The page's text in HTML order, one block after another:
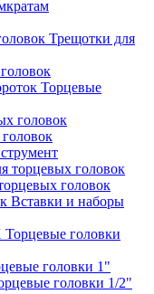
Трещотки для
Торцевые
головок
Вставки и наборы
Торцевые головки
головки 1"
головки 1/2"